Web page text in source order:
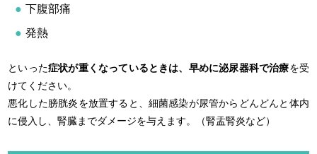
下腹部痛
発熱
といった症状が重くなっているときは、早めに泌尿器科で治療を受
けてください。
悪化した膀胱炎を放置すると、細菌感染が尿管からどんどんと体内
に侵入し、腎臓までダメージを与えます。（腎盂腎炎など）